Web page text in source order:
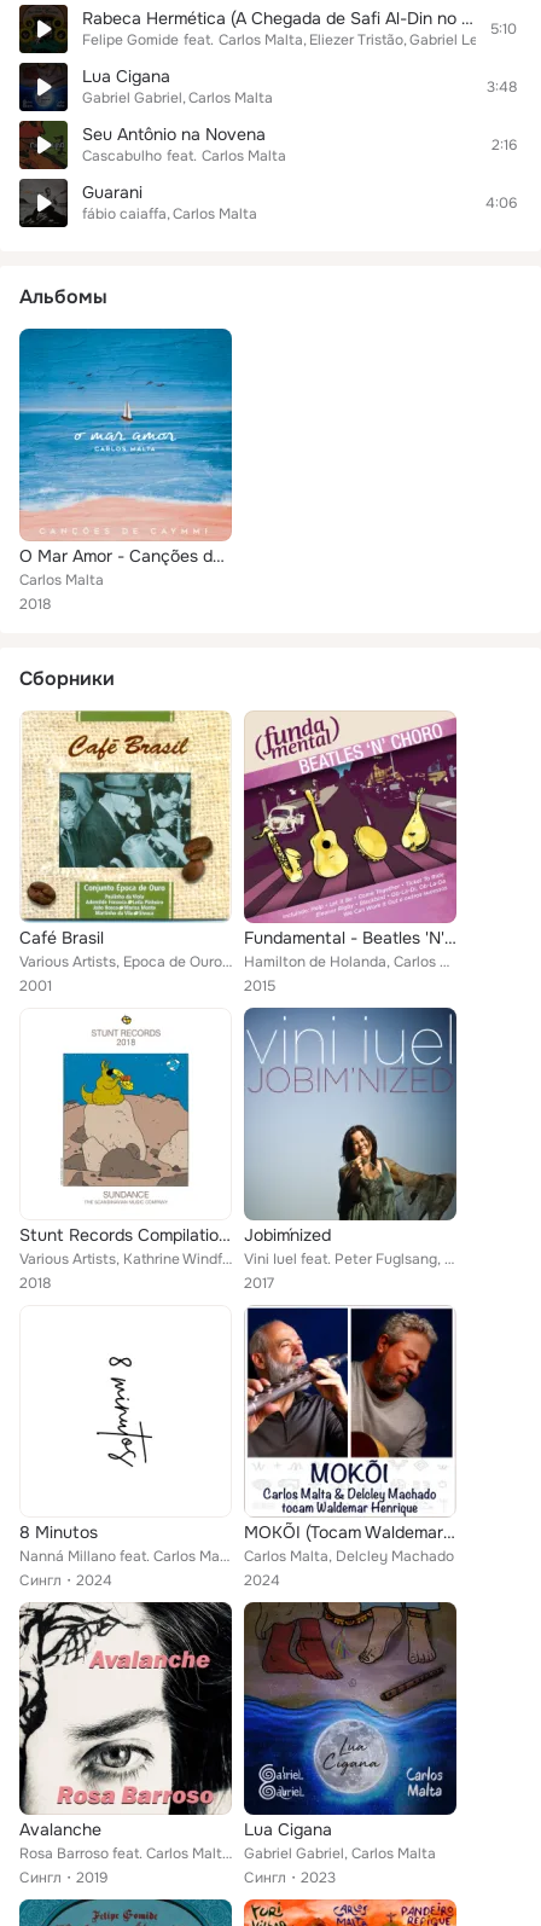
Rabeca Hermética (A Chegada de Safi Al-Din no Sertão)
Felipe Gomide feat. Carlos Malta Eliezer Tristão Gabriel Levy
5:10
Lua Cigana
Gabriel Gabriel Carlos Malta
3:48
Seu Antônio na Novena
Cascabulho feat. Carlos Malta
2:16
Guarani
fábio caiaffa Carlos Malta
4:06
Альбомы
O Mar Amor - Canções de Caymmi
Carlos Malta
2018
Сборники
Café Brasil
Various Artists, Epoca de Ouro Ensemble, Martinho da Vila, Rildo Hora, Ademilde Fonseca, Altamiro Carrilho, Henrique Cazes, Pedr...
2001
Fundamental - Beatles 'N' Choro
Hamilton de Holanda, Carlos Malta, Rildo Hora, Henrique Cazes, Quarteto Maogani, Paulo Sérgio Santos, Marcello Gonçalves, Vários...
2015
Stunt Records Compilation 2018, Vol. 26
Various Artists, Kathrine Windfeld, Nicolai Gromin, Blanco Y Negro, Kenneth Knudsen, Sinne Eeg, Rudy Smith Quartet, Kira Skov, E...
2018
Jobim´nized
Vini Iuel feat. Peter Fuglsang, Ricardo Silveira, Carlos Malta, Robertinho Silva, Luiz Alves, Thomas Clausen
2017
8 Minutos
Nanná Millano feat. Carlos Malta
Сингл
2024
MOKÕI (Tocam Waldemar Henrique)
Carlos Malta, Delcley Machado
2024
Avalanche
Rosa Barroso feat. Carlos Malta, Rafael Rocha
Сингл
2019
Lua Cigana
Gabriel Gabriel, Carlos Malta
Сингл
2023